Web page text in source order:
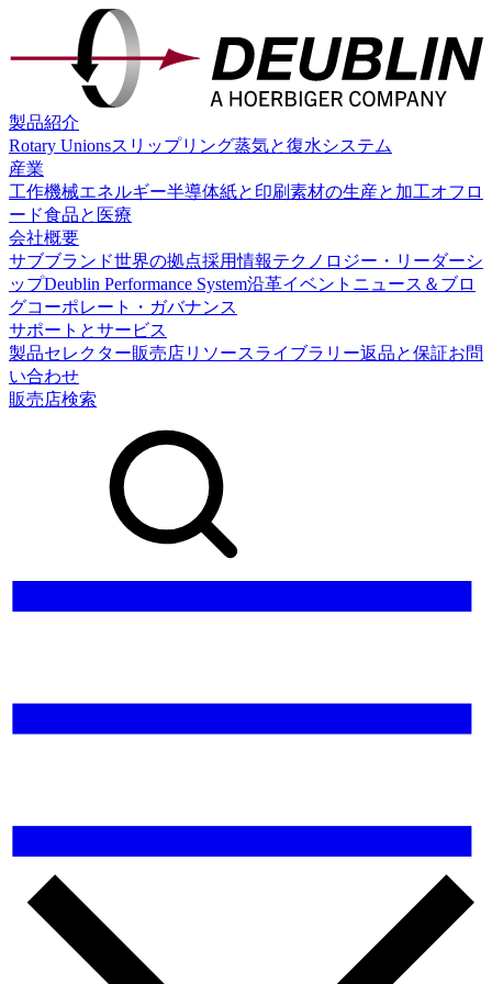
製品紹介
Rotary Unionsスリップリング蒸気と復水システム
産業
工作機械エネルギー半導体紙と印刷素材の生産と加工オフロ
ード食品と医療
会社概要
サブブランド世界の拠点採用情報テクノロジー・リーダーシ
ップDeublin Performance System沿革イベント ニュース＆ブロ
グコーポレート・ガバナンス
サポートとサービス
製品セレクター販売店リソースライブラリー返品と保証お問
い合わせ
販売店検索